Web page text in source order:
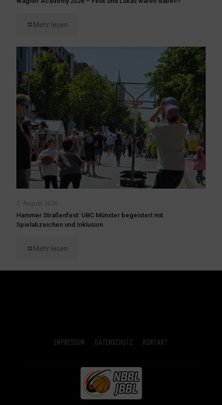
Mehr lesen
2. August 2026
Hammer Straßenfest: UBC Münster begeistert mit
Spielabzeichen und Inklusion
Mehr lesen
Impressum Datenschutz Kontakt